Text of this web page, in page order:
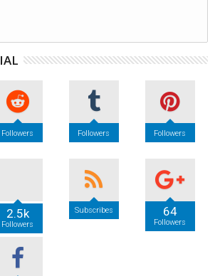
Followers Followers Followers
2.5k
Followers
Subscribes 64
Followers